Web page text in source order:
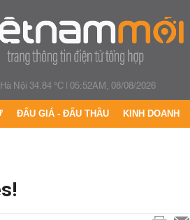
Hà Nội 34.84 °C|05:52AM, 08/08/2026
ĐẤU GIÁ - ĐẤU THẦU KINH DOANH